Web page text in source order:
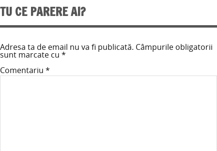
TU CE PARERE AI?
Adresa ta de email nu va fi publicată. Câmpurile obligatorii
sunt marcate cu *
Comentariu *